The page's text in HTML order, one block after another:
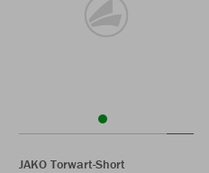
JAKO Torwart-Short